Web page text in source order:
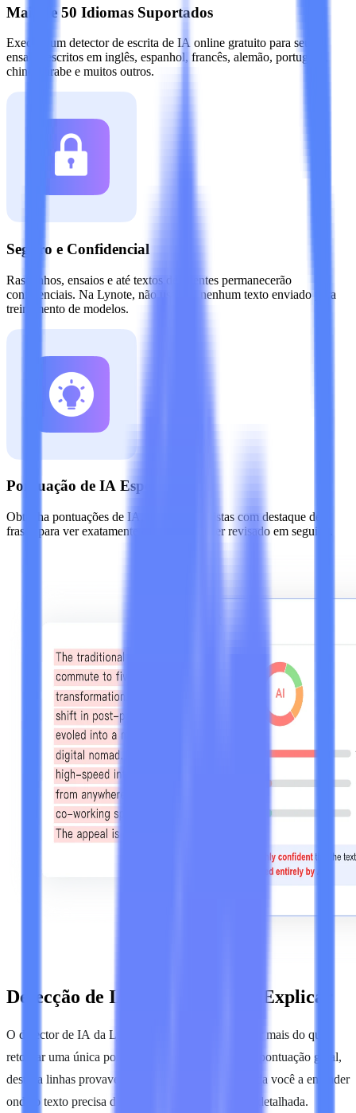
Mais de 50 Idiomas Suportados
Execute um detector de escrita de IA online gratuito para seus
ensaios escritos em inglês, espanhol, francês, alemão, português,
chinês, árabe e muitos outros.
Seguro e Confidencial
Rascunhos, ensaios e até textos de clientes permanecerão
confidenciais. Na Lynote, não usamos nenhum texto enviado para
treinamento de modelos.
Pontuação de IA Específica
Obtenha pontuações de IA, humanas e mistas com destaque de
frases para ver exatamente o que precisa ser revisado em seguida.
Detecção de IA Que Você Pode Explicar
O detector de IA da Lynote foi projetado para fazer mais do que
retornar uma única porcentagem. Ele fornece uma pontuação geral,
destaca linhas provavelmente escritas por IA e ajuda você a entender
onde o texto precisa de uma revisão humana mais detalhada.